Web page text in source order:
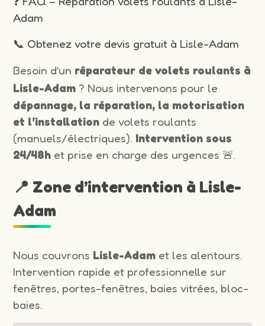
Adam
📞 Obtenez votre devis gratuit à Lisle-Adam
Besoin d’un réparateur de volets roulants à
Lisle-Adam ? Nous intervenons pour le
dépannage, la réparation, la motorisation
et l’installation de volets roulants
(manuels/électriques). Intervention sous
24/48h et prise en charge des urgences 🚨.
📍 Zone d’intervention à Lisle-
Adam
Nous couvrons Lisle-Adam et les alentours.
Intervention rapide et professionnelle sur
fenêtres, portes-fenêtres, baies vitrées, bloc-
baies.